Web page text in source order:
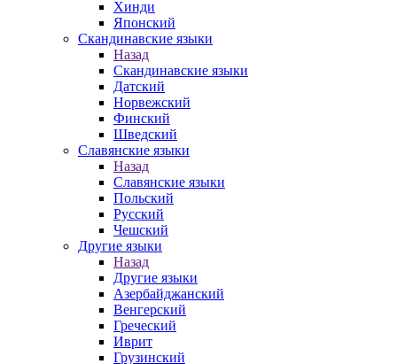
Хинди
Японский
Скандинавские языки
Назад
Скандинавские языки
Датский
Норвежский
Финский
Шведский
Славянские языки
Назад
Славянские языки
Польский
Русский
Чешский
Другие языки
Назад
Другие языки
Азербайджанский
Венгерский
Греческий
Иврит
Грузинский